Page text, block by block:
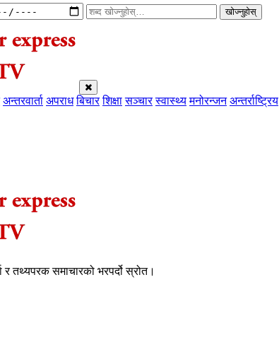
खोज्नुहोस्
अन्तरवार्ता अपराध बिचार शिक्षा सञ्चार स्वास्थ्य मनोरन्जन अन्तर्राष्ट्रिय
तथ्यपरक समाचारको भरपर्दो स्रोत।